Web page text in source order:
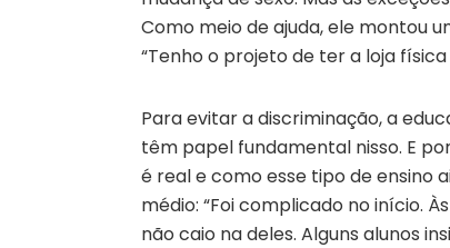
Como meio de ajuda, ele montou
“Tenho o projeto de ter a loja
Para evitar a discriminação, a
têm papel fundamental nisso. E
é real e como esse tipo de ensino
médio: “Foi complicado no início.
não caio na deles. Alguns alunos